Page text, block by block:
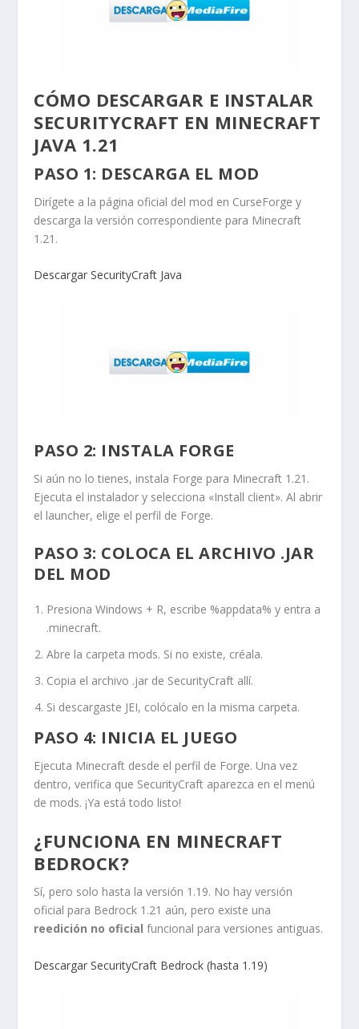
CÓMO DESCARGAR E INSTALAR
SECURITYCRAFT EN MINECRAFT
JAVA 1.21
PASO 1: DESCARGA EL MOD
Dirígete a la página oficial del mod en CurseForge y
descarga la versión correspondiente para Minecraft
1.21.
Descargar SecurityCraft Java
PASO 2: INSTALA FORGE
Si aún no lo tienes, instala Forge para Minecraft 1.21.
Ejecuta el instalador y selecciona «Install client». Al abrir
el launcher, elige el perfil de Forge.
PASO 3: COLOCA EL ARCHIVO .JAR
DEL MOD
PresionaWindows + R, escribe %appdata% y entra a
.minecraft.
Abre la carpeta mods. Si no existe, créala.
Copia el archivo .jar de SecurityCraft allí.
Si descargaste JEI, colócalo en la misma carpeta.
PASO 4: INICIA EL JUEGO
Ejecuta Minecraft desde el perfil de Forge. Una vez
dentro, verifica que SecurityCraft aparezca en el menú
de mods. ¡Ya está todo listo!
¿FUNCIONA EN MINECRAFT
BEDROCK?
Sí, pero solo hasta la versión 1.19. No hay versión
oficial para Bedrock 1.21 aún, pero existe una
reedición no oficial funcional para versiones antiguas.
Descargar SecurityCraft Bedrock (hasta 1.19)